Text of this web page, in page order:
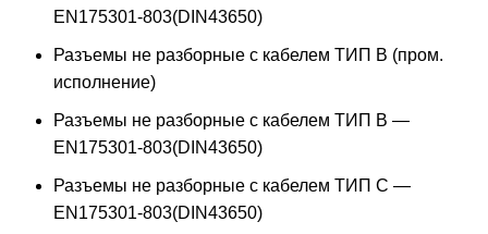
EN175301-803(DIN43650)
Разъемы не разборные с кабелем ТИП B (пром.
исполнение)
Разъемы не разборные с кабелем ТИП B —
EN175301-803(DIN43650)
Разъемы не разборные с кабелем ТИП C —
EN175301-803(DIN43650)